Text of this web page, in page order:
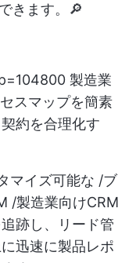
きます。🔎
製造業
スマップを簡素
約を合理化す
マイズ可能な /ブ
/製造業向けCRM
跡し、リード管
迅速に製品レポ